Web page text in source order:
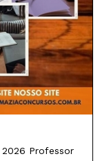
Professor